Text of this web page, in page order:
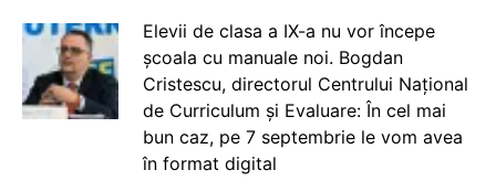
Elevii de clasa a IX-a nu vor începe
școala cu manuale noi. Bogdan
Cristescu, directorul Centrului Național
de Curriculum și Evaluare: În cel mai
bun caz, pe 7 septembrie le vom avea
în format digital